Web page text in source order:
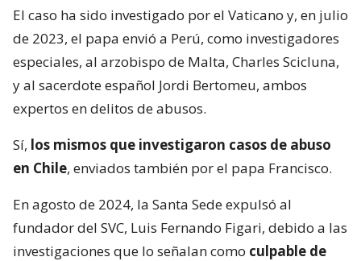
El caso ha sido investigado por el Vaticano y, en julio
de 2023, el papa envió a Perú, como investigadores
especiales, al arzobispo de Malta, Charles Scicluna,
y al sacerdote español Jordi Bertomeu, ambos
expertos en delitos de abusos.
Sí, los mismos que investigaron casos de abuso
en Chile, enviados también por el papa Francisco.
En agosto de 2024, la Santa Sede expulsó al
fundador del SVC, Luis Fernando Figari, debido a las
investigaciones que lo señalan como culpable de